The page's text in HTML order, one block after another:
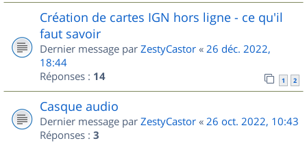
Création de cartes IGN hors ligne - ce qu'il
faut savoir
Dernier message par ZestyCastor « 26 déc. 2022,
18:44
Réponses : 14 1 2
Casque audio
Dernier message par ZestyCastor « 26 oct. 2022, 10:43
Réponses : 3